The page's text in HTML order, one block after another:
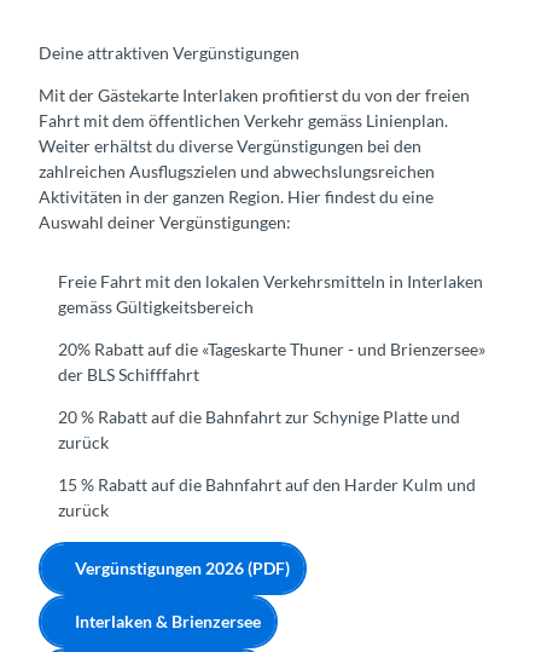
Deine attraktiven Vergünstigungen
Mit der Gästekarte Interlaken profitierst du von der freien
Fahrt mit dem öffentlichen Verkehr gemäss Linienplan.
Weiter erhältst du diverse Vergünstigungen bei den
zahlreichen Ausflugszielen und abwechslungsreichen
Aktivitäten in der ganzen Region. Hier findest du eine
Auswahl deiner Vergünstigungen:
Freie Fahrt mit den lokalen Verkehrsmitteln in Interlaken
gemäss Gültigkeitsbereich
20% Rabatt auf die «Tageskarte Thuner - und Brienzersee»
der BLS Schifffahrt
20 % Rabatt auf die Bahnfahrt zur Schynige Platte und
zurück
15 % Rabatt auf die Bahnfahrt auf den Harder Kulm und
zurück
Vergünstigungen 2026 (PDF)
Interlaken & Brienzersee